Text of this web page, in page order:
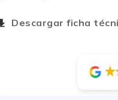
Descargar ficha